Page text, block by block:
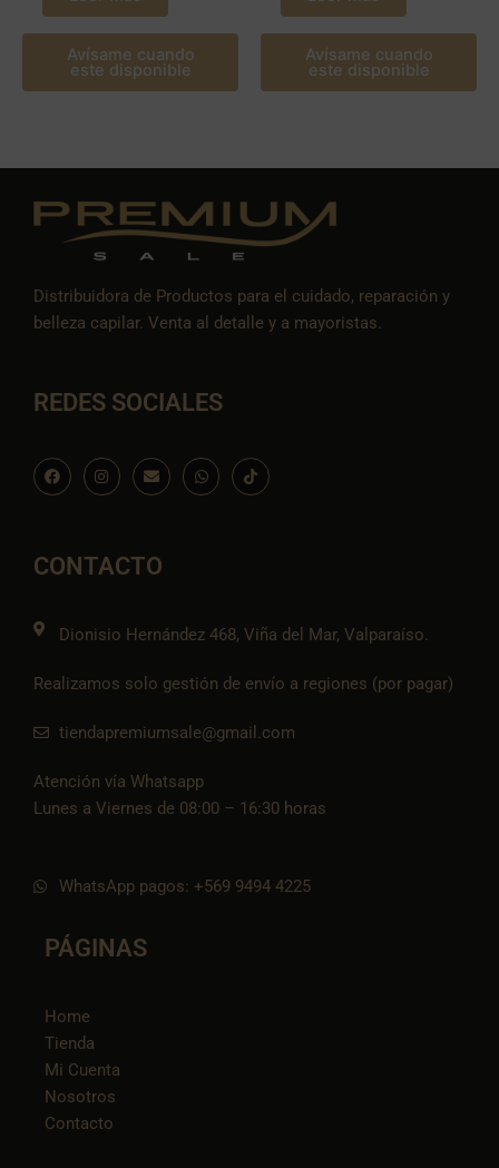
Avísame cuando
este disponible
Avísame cuando
este disponible
Distribuidora de Productos para el cuidado, reparación y
belleza capilar. Venta al detalle y a mayoristas.
REDES SOCIALES
F
a
c
o
k
I
n
s
r
a
E
n
v
p
e
W
h
a
I
c
o
CONTACTO
Dionisio Hernández 468, Viña del Mar, Valparaíso.
Realizamos solo gestión de envío a regiones (por pagar)
tiendapremiumsale@gmail.com
Atención vía Whatsapp
Lunes a Viernes de 08:00 – 16:30 horas
WhatsApp pagos: +569 9494 4225
PÁGINAS
Home
Tienda
Mi Cuenta
Nosotros
Contacto